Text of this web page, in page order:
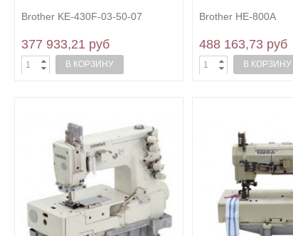
Brother KE-430F-03-50-07
377 933,21 руб
В КОРЗИНУ
Brother HE-800A
488 163,73 руб
В КОРЗИНУ